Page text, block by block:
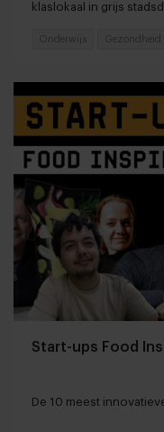
klaslokaal in grijs
Onderwijs Gezondheid
Start-ups Food
De 10 meest